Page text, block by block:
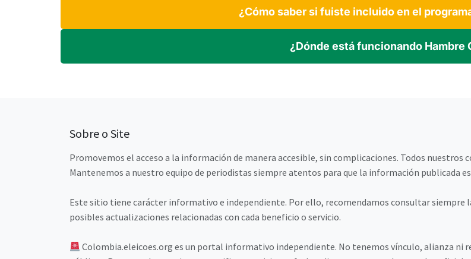
¿Cómo saber si fuiste incluido en el
¿Dónde está funcionando Hambre
Sobre o Site
Promovemos el acceso a la información de manera accesible, sin complicaciones. Todos
Mantenemos a nuestro equipo de periodistas siempre atentos para que la información publicada
Este sitio tiene carácter informativo e independiente. Por ello, recomendamos consultar siempre
posibles actualizaciones relacionadas con cada beneficio o servicio.
Colombia.eleicoes.org es un portal informativo independiente. No tenemos vínculo, alianza